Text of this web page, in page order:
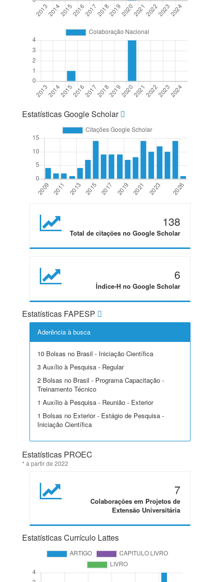
Estatísticas Google Scholar
138
Total de citações no Google Scholar
6
Índice-H no Google Scholar
Estatísticas FAPESP
Aderência à busca
10 Bolsas no Brasil - Iniciação Científica
3 Auxílio à Pesquisa - Regular
2 Bolsas no Brasil - Programa Capacitação -
Treinamento Técnico
1 Auxílio à Pesquisa - Reunião - Exterior
1 Bolsas no Exterior - Estágio de Pesquisa -
Iniciação Científica
Estatísticas PROEC
* a partir de 2022
7
Colaborações em Projetos de
Extensão Universitária
Estatísticas Currículo Lattes